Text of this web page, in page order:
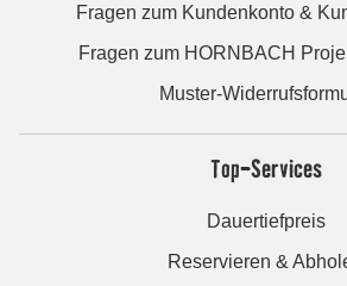
Fragen zum Kundenkonto &
Fragen zum HORNBACH
Muster-
Top-Services
Dauertiefpreis
Reservieren &